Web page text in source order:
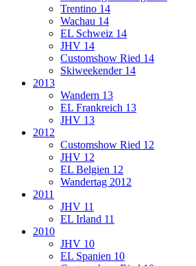
Trentino 14
Wachau 14
EL Schweiz 14
JHV 14
Customshow Ried 14
Skiweekender 14
2013
Wandern 13
EL Frankreich 13
JHV 13
2012
Customshow Ried 12
JHV 12
EL Belgien 12
Wandertag 2012
2011
JHV 11
EL Irland 11
2010
JHV 10
EL Spanien 10